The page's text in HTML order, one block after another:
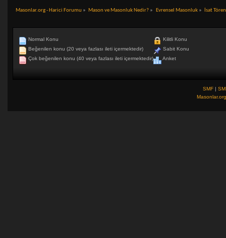
Masonlar.org - Harici Forumu » Mason ve Masonluk Nedir? » Evrensel Masonluk» İsat
Normal Konu
Beğenilen konu (20 veya fazlası ileti içermektedir)
Çok beğenilen konu (40 veya fazlası ileti içermektedir)
Kilitli Konu
Sabit Konu
Anket
SMF |
Masonlar.org